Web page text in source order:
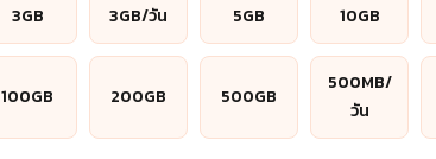
3GB 3GB/วัน 5GB 10GB
100GB 200GB 500GB
500MB/
วัน